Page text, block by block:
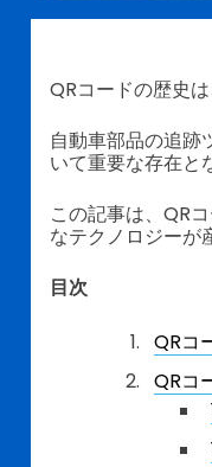
QRコードの歴史
自動車部品の追跡
いて重要な存在と
この記事は、QR
なテクノロジーが
目次
QRコ
QRコ